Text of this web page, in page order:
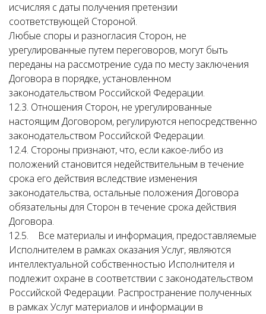
исчисляя с даты получения претензии
соответствующей Стороной.
Любые споры и разногласия Сторон, не
урегулированные путем переговоров, могут быть
переданы на рассмотрение суда по месту заключения
Договора в порядке, установленном
законодательством Российской Федерации.
12.3. Отношения Сторон, не урегулированные
настоящим Договором, регулируются непосредственно
законодательством Российской Федерации.
12.4. Стороны признают, что, если какое-либо из
положений становится недействительным в течение
срока его действия вследствие изменения
законодательства, остальные положения Договора
обязательны для Сторон в течение срока действия
Договора.
12.5. Все материалы и информация, предоставляемые
Исполнителем в рамках оказания Услуг, являются
интеллектуальной собственностью Исполнителя и
подлежит охране в соответствии с законодательством
Российской Федерации. Распространение полученных
в рамках Услуг материалов и информации в